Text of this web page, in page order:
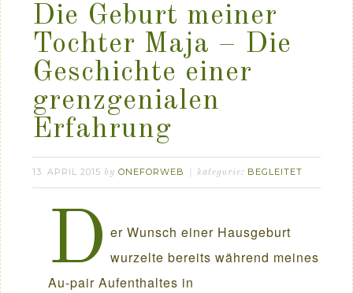
Die Geburt meiner
Tochter Maja – Die
Geschichte einer
grenzgenialen
Erfahrung
13. APRIL 2015 byONEFORWEB kategorie: BEGLEITET
D er Wunsch einer Hausgeburt
wurzelte bereits während meines
Au-pair Aufenthaltes in